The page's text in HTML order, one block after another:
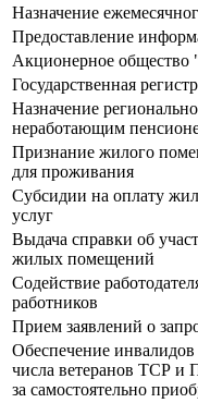
Назначение
Предоставление
Акционерное общество
Государственная
Назначение
неработающим
Признание жилого
для проживания
Субсидии на оплату
услуг
Выдача справки об
жилых помещений
Содействие
работников
Прием заявлений о
Обеспечение
числа ветеранов ТСР и
за самостоятельно